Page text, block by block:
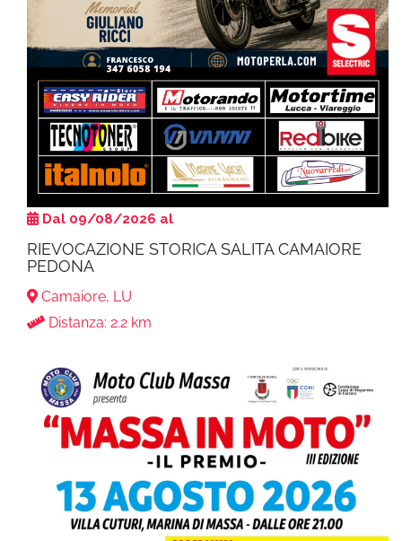
Dal 09/08/2026 al
RIEVOCAZIONE STORICA SALITA CAMAIORE
PEDONA
Camaiore, LU
Distanza: 2.2 km